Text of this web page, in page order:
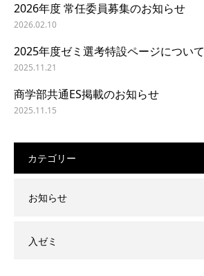
2026年度 常任委員募集のお知らせ
2026.02.10
2025年度ゼミ選考特設ページについて
2025.11.21
商学部共通ES掲載のお知らせ
2025.11.15
カテゴリー
お知らせ
入ゼミ